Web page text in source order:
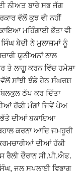
ਨੀਅਤ ਬਾਰੇ ਸਭ ਜੱਗ
ਵੱਲੋਂ ਕੁਝ ਵੀ ਨਹੀਂ
ਮਹਿੰਗਾਈ ਭੱਤਾ ਵੀ
ਬੇਦੀ ਨੇ ਮੁਲਾਜ਼ਮਾਂ ਨੂੰ
ਯੂਨੀਅਨਾਂ ਨਾਲ
ਤੇ ਲਾਗੂ ਕਰਨ ਵਿੱਚ ਹਮੇਸ਼ਾ
ਸਾਂਝੀ ਝੰਡੇ ਹੇਠ ਸੰਘਰਸ਼
ਠੱਪ ਕਰ ਦਿੱਤਾ
ਹੱਕੀ ਮੰਗਾਂ ਜਿਵੇਂ ਪੇਅ
ਭੱਤੇ ਦੀਆਂ ਬਕਾਇਆ
ਕਰਨਾ ਆਦਿ ਜਮਹੂਰੀ
ਦੀਆਂ ਹੱਕੀ
ਰੈਲੀ ਦੌਰਾਨ ਸੀ.ਪੀ.ਐਫ.
ਜਲ ਸਪਲਾਈ ਵਿਭਾਗ